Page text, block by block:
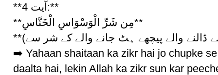
**آیت 4:**
**مِن شَرِّ الْوَسْوَاسِ الْخَنَّاسِ**
➡️ Yahaan shaitaan ka zikr hai jo chupke
daalta hai, lekin Allah ka zikr sun kar